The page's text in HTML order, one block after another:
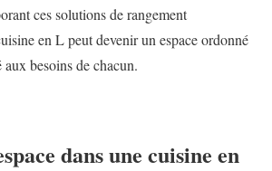
ces solutions de rangement
en L peut devenir un espace ordonné
besoins de chacun.
dans une cuisine en